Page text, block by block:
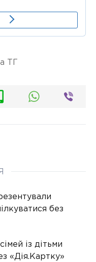
ТГ
без
із дітьми
«Дія.Картку»